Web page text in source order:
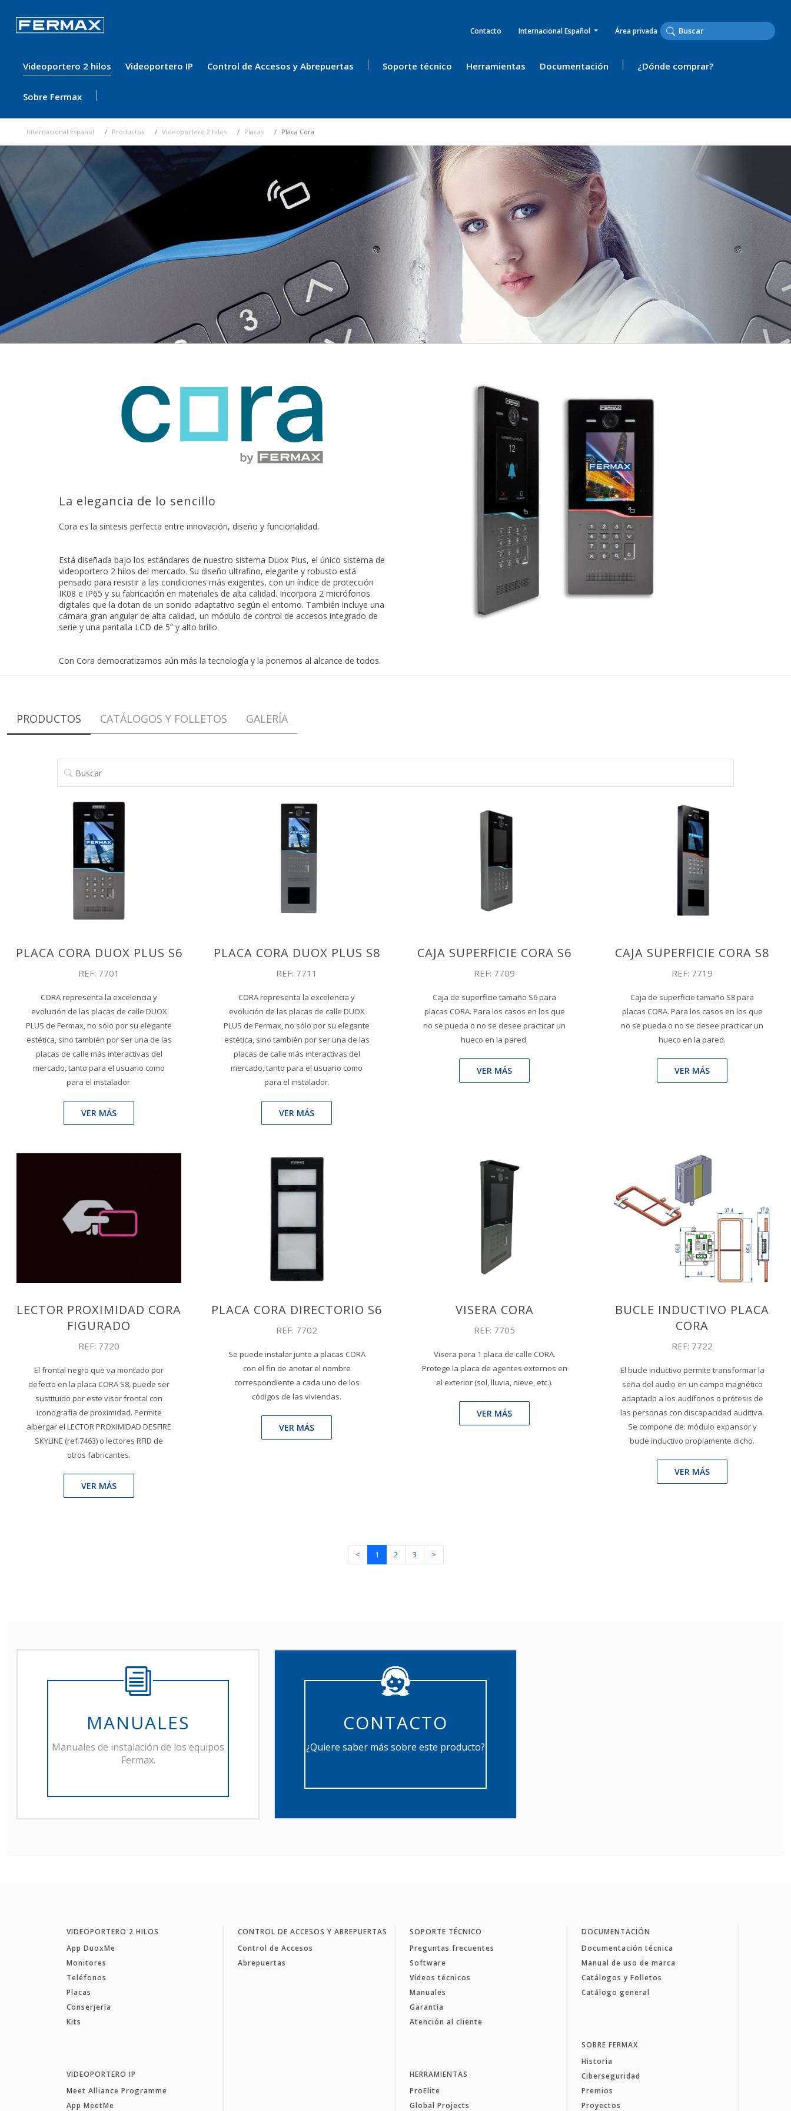
Contacto Internacional Español Área privada
Videoportero 2 hilos Videoportero IP Control de Accesos y Abrepuertas Soporte técnico Herramientas Documentación ¿Dónde comprar?
Sobre Fermax
Internacional Español Productos Videoportero 2 hilos Placas Placa Cora
La elegancia de lo sencillo
Cora es la síntesis perfecta entre innovación, diseño y funcionalidad.
Está diseñada bajo los estándares de nuestro sistema Duox Plus, el único sistema de
videoportero 2 hilos del mercado. Su diseño ultrafino, elegante y robusto está
pensado para resistir a las condiciones más exigentes, con un índice de protección
IK08 e IP65 y su fabricación en materiales de alta calidad. Incorpora 2 micrófonos
digitales que la dotan de un sonido adaptativo según el entorno. También incluye una
cámara gran angular de alta calidad, un módulo de control de accesos integrado de
serie y una pantalla LCD de 5” y alto brillo.
Con Cora democratizamos aún más la tecnología y la ponemos al alcance de todos.
PRODUCTOS CATÁLOGOS Y FOLLETOS GALERÍA
BUSCAR
PLACA CORA DUOX PLUS S6
REF: 7701
CORA representa la excelencia y
evolución de las placas de calle DUOX
PLUS de Fermax, no sólo por su elegante
estética, sino también por ser una de las
placas de calle más interactivas del
mercado, tanto para el usuario como
para el instalador.
VER MÁS
PLACA CORA DUOX PLUS S8
REF: 7711
CORA representa la excelencia y
evolución de las placas de calle DUOX
PLUS de Fermax, no sólo por su elegante
estética, sino también por ser una de las
placas de calle más interactivas del
mercado, tanto para el usuario como
para el instalador.
VER MÁS
CAJA SUPERFICIE CORA S6
REF: 7709
Caja de superficie tamaño S6 para
placas CORA. Para los casos en los que
no se pueda o no se desee practicar un
hueco en la pared.
VER MÁS
CAJA SUPERFICIE CORA S8
REF: 7719
Caja de superficie tamaño S8 para
placas CORA. Para los casos en los que
no se pueda o no se desee practicar un
hueco en la pared.
VER MÁS
LECTOR PROXIMIDAD CORA
FIGURADO
REF: 7720
El frontal negro que va montado por
defecto en la placa CORA S8, puede ser
sustituido por este visor frontal con
iconografía de proximidad. Permite
albergar el LECTOR PROXIMIDAD DESFIRE
SKYLINE (ref.7463) o lectores RFID de
otros fabricantes.
VER MÁS
PLACA CORA DIRECTORIO S6
REF: 7702
Se puede instalar junto a placas CORA
con el fin de anotar el nombre
correspondiente a cada uno de los
códigos de las viviendas.
VER MÁS
VISERA CORA
REF: 7705
Visera para 1 placa de calle CORA.
Protege la placa de agentes externos en
el exterior (sol, lluvia, nieve, etc.).
VER MÁS
BUCLE INDUCTIVO PLACA
CORA
REF: 7722
El bucle inductivo permite transformar la
seña del audio en un campo magnético
adaptado a los audífonos o prótesis de
las personas con discapacidad auditiva.
Se compone de: módulo expansor y
bucle inductivo propiamente dicho.
VER MÁS
< 1 2 3 >
MANUALES
Manuales de instalación de los equipos
Fermax.
CONTACTO
¿Quiere saber más sobre este producto?
VIDEOPORTERO 2 HILOS
App DuoxMe
Monitores
Teléfonos
Placas
Conserjería
Kits
VIDEOPORTERO IP
Meet Alliance Programme
App MeetMe
CONTROL DE ACCESOS Y ABREPUERTAS
Control de Accesos
Abrepuertas
SOPORTE TÉCNICO
Preguntas frecuentes
Software
Vídeos técnicos
Manuales
Garantía
Atención al cliente
HERRAMIENTAS
ProElite
Global Projects
DOCUMENTACIÓN
Documentación técnica
Manual de uso de marca
Catálogos y Folletos
Catálogo general
SOBRE FERMAX
Historia
Ciberseguridad
Premios
Proyectos